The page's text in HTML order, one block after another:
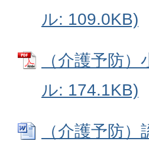
ル: 109.0KB)
（介護予防
ル: 174.1KB)
（介護予防